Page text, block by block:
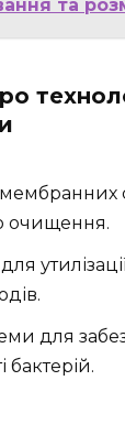
та
очищення.
для
бактерій.